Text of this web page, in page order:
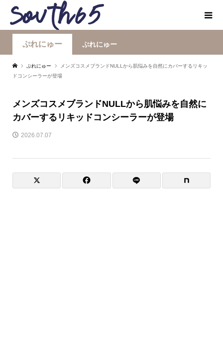
ぷれにゅー ぷれにゅー
ぷれにゅー
メンズコスメブランドNULLから肌悩みを自然にカバーするリキッ
ドコンシーラーが登場
メンズコスメブランドNULLから肌悩みを自然に
カバーするリキッドコンシーラーが登場
2026.07.07